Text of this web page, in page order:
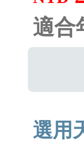
適合
選用